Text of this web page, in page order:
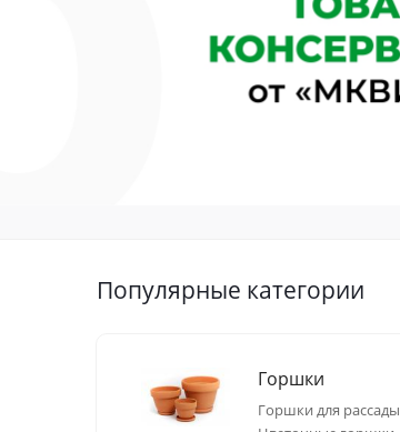
Популярные категории
Горшки
Горшки для рассады